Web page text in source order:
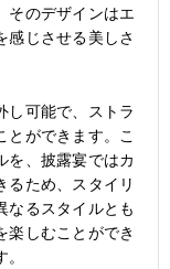
そのデザインはエ
感じさせる美しさ
し可能で、ストラ
とができます。こ
を、披露宴ではカ
るため、スタイリ
なるスタイルとも
楽しむことができ